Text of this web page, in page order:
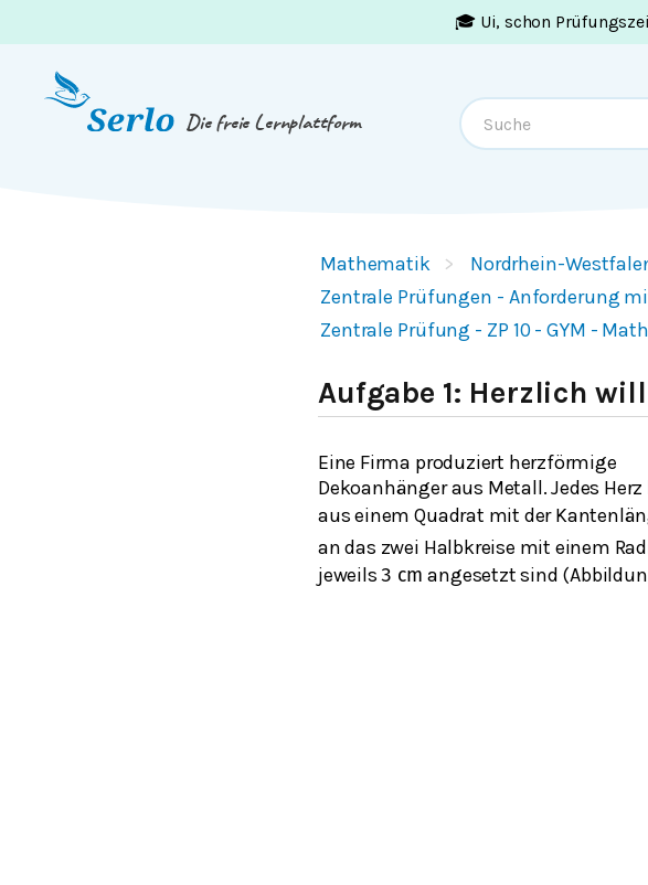
🎓 Ui, schon
Die freie Lernplattform
Mathematik
Nordrhein-
Zentrale Prüfungen - Anforderung
Zentrale Prüfung - ZP 10 - GYM -
Aufgabe 1: Herzlich
Eine Firma produziert herzförmige
Dekoanhänger aus Metall. Jedes
aus einem Quadrat mit der
an das zwei Halbkreise mit einem
jeweils3 cm angesetzt sind